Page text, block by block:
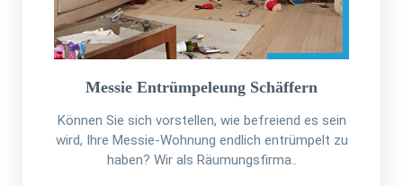
Messie Entrümpeleung Schäffern
Können Sie sich vorstellen, wie befreiend es sein
wird, Ihre Messie-Wohnung endlich entrümpelt zu
haben? Wir als Räumungsfirma..